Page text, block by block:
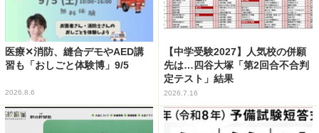
医療✕消防、縫合デモやAED講
習も「おしごと体験博」9/5
2026.8.6
【中学受験2027】人気校の併願
先は…四谷大塚「第2回合不合判
定テスト」結果
2026.7.16